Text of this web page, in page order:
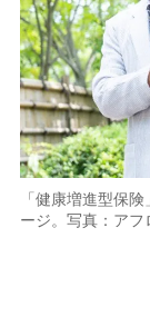
「健康増進型保
ージ。写真：アフ